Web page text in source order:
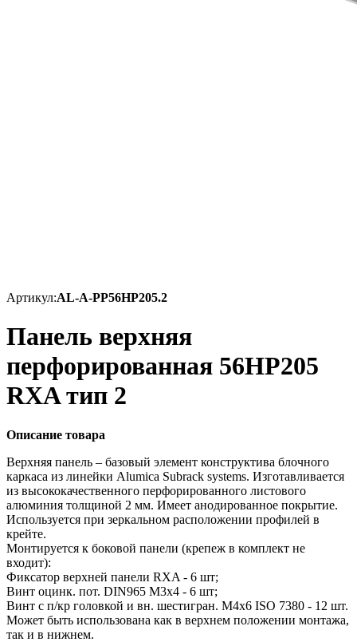
Артикул:AL-A-PP56HP205.2
Панель верхняя
перфорированная 56HP205
RXA тип 2
Описание товара
Верхняя панель – базовый элемент конструктива блочного
каркаса из линейки Alumica Subrack systems. Изготавливается
из высококачественного перфорированного листового
алюминия толщиной 2 мм. Имеет анодированное покрытие.
Используется при зеркальном расположении профилей в
крейте.
Монтируется к боковой панели (крепеж в комплект не
входит):
Фиксатор верхней панели RXA - 6 шт;
Винт оцинк. пот. DIN965 М3х4 - 6 шт;
Винт с п/кр головкой и вн. шестигран. М4x6 ISO 7380 - 12 шт.
Может быть использована как в верхнем положении монтажа,
так и в нижнем.